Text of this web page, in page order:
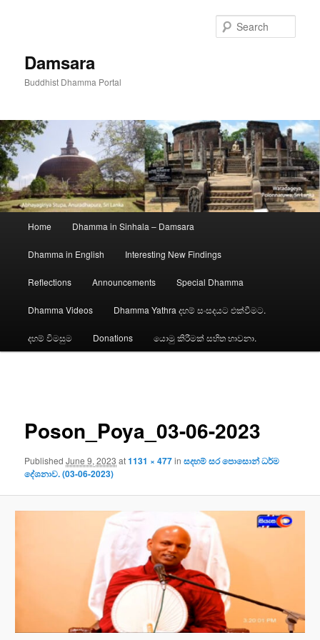
Damsara
Buddhist Dhamma Portal
Home Dhamma in Sinhala – Damsara
Dhamma in English Interesting New Findings
Reflections Announcements Special Dhamma
Dhamma Videos Dhamma Yathra දහම් සංසදයට එක්වීමට.
දහම් විමසුම Donations යොමු කිරීමක් සහිත භාවනා.
Poson_Poya_03-06-2023
PublishedJune 9, 2023 at1131 × 477inසදහම් සර පොසොන් ධර්ම
දේශනාව. (03-06-2023)